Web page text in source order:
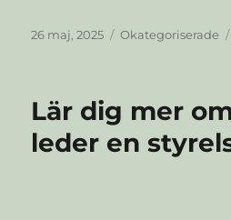
Publicerat
26 maj, 2025 Kategorier
Okategoriserade
Lär dig mer
leder en